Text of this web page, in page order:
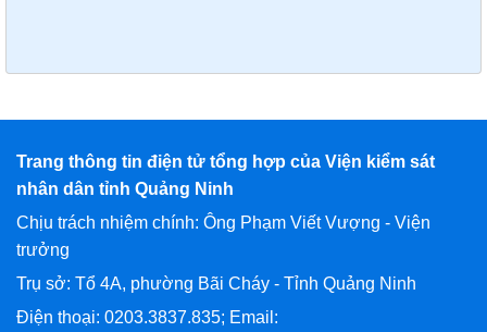
Trang thông tin điện tử tổng hợp của Viện kiểm sát
nhân dân tỉnh Quảng Ninh
Chịu trách nhiệm chính: Ông Phạm Viết Vượng - Viện
trưởng
Trụ sở: Tổ 4A, phường Bãi Cháy - Tỉnh Quảng Ninh
Điện thoại: 0203.3837.835; Email: